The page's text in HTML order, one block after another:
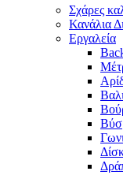
Σχάρες
Κανάλια
Εργαλεία